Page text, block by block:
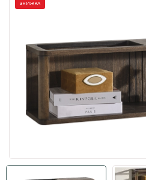
ЗНИЖКА